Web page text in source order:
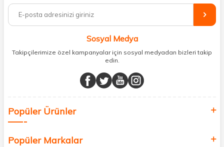
%100 orijinal kozmetik ve sağlık ürünleriyle güzelliğinizi tamamlayabilir,
vücudunuzu desteklemek için güvenilir takviye edici gıdalara
minerallere kadar binlerce ürünü uygun fiyat ve hızlı kargo avantajıyla
sunuyoruz.
buluşturuyor ve online alışveriş deneyiminizi en iyi hale getiriyoruz.
Sağlık, güzellik ve iyi yaşam için aradığınız her şey burada!
değer katmak için bize katılın!
Sosyal Medya
Takipçilerimize özel kampanyalar için sosyal medyadan bizleri takip
edin.
Popüler Ürünler
Popüler Markalar